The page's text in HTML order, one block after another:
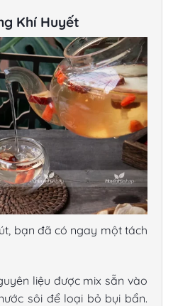
Khí Huyết
bạn đã có ngay một tách
liệu được mix sẵn vào
sôi để loại bỏ bụi bẩn.